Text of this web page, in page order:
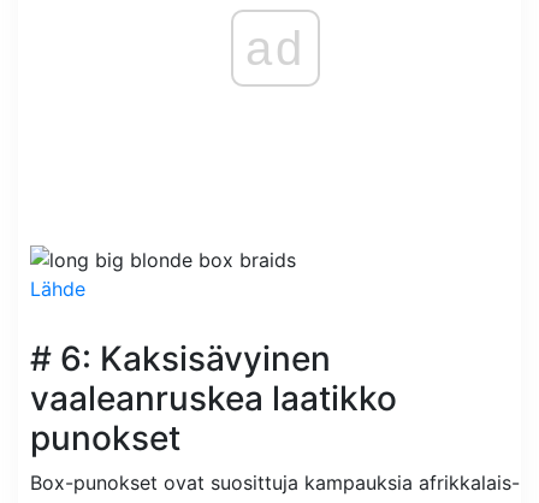
ad
Lähde
# 6: Kaksisävyinen
vaaleanruskea laatikko
punokset
Box-punokset ovat suosittuja kampauksia afrikkalais-